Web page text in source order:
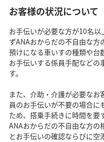
お客様の状況について
お手伝いが必要な方が10名
ずANAおからだの不自由な
預けになる車いすの種類や台
お手伝いする係員手配などの
す。
また、介助・介護が必要な
員のお手伝いが不要の場合に
ため、搭乗手続きに時間を要
ANAおからだの不自由な方の
とお手伝いの確認ならびに空